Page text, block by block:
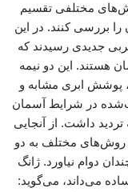
مختلفی تقسیم
را بررسی کنند. در این
جدیدی رسیدند که
هستند. این دو نیمه
پوشش ابری مشابه و
در شرایط آسمان
داشت. از آنجایی
روش‌های مختلف به دو
دوام نیاورد. ژانگ
می‌داند، می‌گوید: